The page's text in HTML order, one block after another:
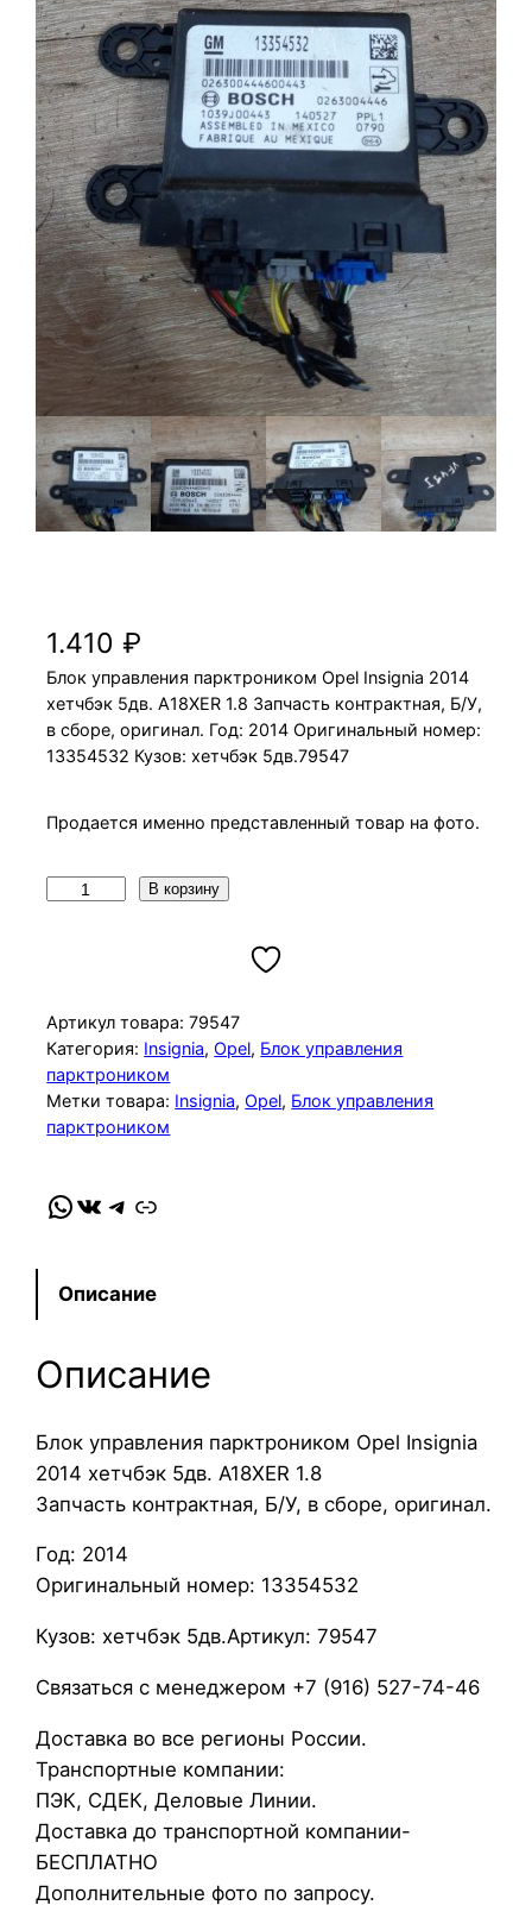
1.410₽
Блок управления парктроником Opel Insignia 2014
хетчбэк 5дв. A18XER 1.8 Запчасть контрактная, Б/У,
в сборе, оригинал. Год: 2014 Оригинальный номер:
13354532 Кузов: хетчбэк 5дв.79547
Продается именно представленный товар на фото.
ч
е
с
т
в
т
а
Б
о
к
у
п
а
в
е
н
и
я
п
а
р
к
В корзину
Артикул товара: 79547
Категория: Insignia, Opel, Блок управления
парктроником
Метки товара: Insignia, Opel, Блок управления
парктроником
WhatsApp VK Telegram Link
Описание
Описание
Блок управления парктроником Opel Insignia
2014 хетчбэк 5дв. A18XER 1.8
Запчасть контрактная, Б/У, в сборе, оригинал.
Год: 2014
Оригинальный номер: 13354532
Кузов: хетчбэк 5дв.Артикул: 79547
Связаться с менеджером +7 (916) 527-74-46
Доставка во все регионы России.
Транспортные компании:
ПЭК, СДЕК, Деловые Линии.
Доставка до транспортной компании-
БЕСПЛАТНО
Дополнительные фото по запросу.